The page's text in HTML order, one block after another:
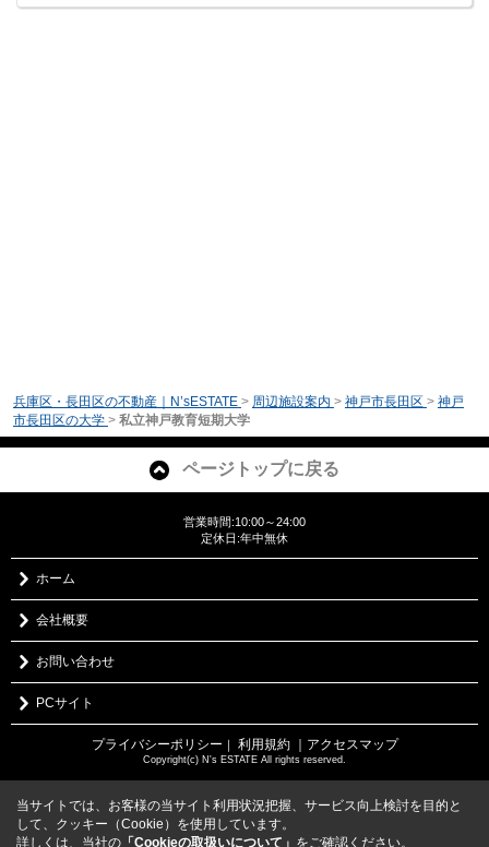
兵庫区・長田区の不動産｜N’sESTATE > 周辺施設案内 > 神戸市長田区 > 神戸
市長田区の大学 > 私立神戸教育短期大学
ページトップに戻る
営業時間:10:00～24:00
定休日:年中無休
ホーム
会社概要
お問い合わせ
PCサイト
プライバシーポリシー ｜ 利用規約 ｜アクセスマップ
Copyright(c) N's ESTATE All rights reserved.
当サイトでは、お客様の当サイト利用状況把握、サービス向上検討を目的と
して、クッキー（Cookie）を使用しています。
詳しくは、当社の 「Cookieの取扱いについて」 をご確認ください。